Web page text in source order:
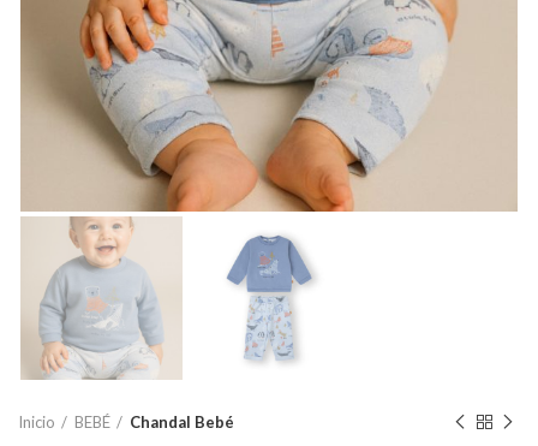
Inicio BEBÉ Chandal Bebé